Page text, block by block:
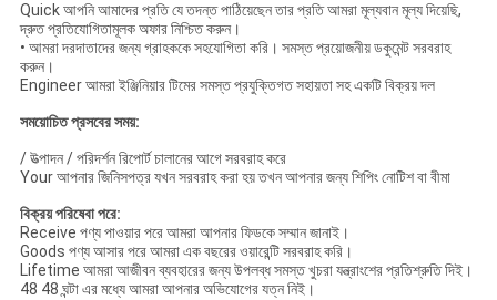
Quick আপনি আমাদের প্রতি যে তদন্ত পাঠিয়েছেন তার প্রতি আমরা মূল্যবান মূল্য দিয়েছি,
দ্রুত প্রতিযোগিতামূলক অফার নিশ্চিত করুন।
• আমরা দরদাতাদের জন্য গ্রাহককে সহযোগিতা করি। সমস্ত প্রয়োজনীয় ডকুমেন্ট সরবরাহ
করুন।
Engineer আমরা ইঞ্জিনিয়ার টিমের সমস্ত প্রযুক্তিগত সহায়তা সহ একটি বিক্রয় দল
সময়োচিত প্রসবের সময়:
/ উত্পাদন / পরিদর্শন রিপোর্ট চালানের আগে সরবরাহ করে
Your আপনার জিনিসপত্র যখন সরবরাহ করা হয় তখন আপনার জন্য শিপিং নোটিশ বা বীমা
বিক্রয় পরিষেবা পরে:
Receive পণ্য পাওয়ার পরে আমরা আপনার ফিডকে সম্মান জানাই।
Goods পণ্য আসার পরে আমরা এক বছরের ওয়ারেন্টি সরবরাহ করি।
Lifetime আমরা আজীবন ব্যবহারের জন্য উপলব্ধ সমস্ত খুচরা যন্ত্রাংশের প্রতিশ্রুতি দিই।
48 48 ঘন্টা এর মধ্যে আমরা আপনার অভিযোগের যত্ন নিই।